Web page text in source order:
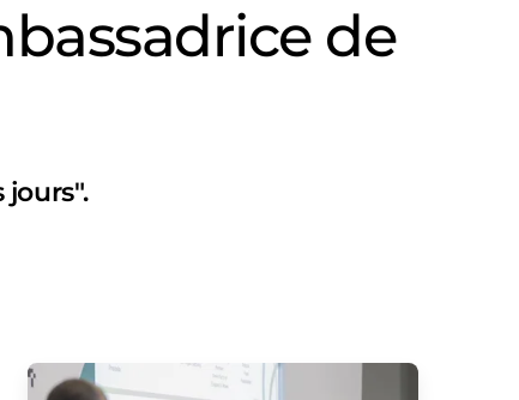
de
jours".